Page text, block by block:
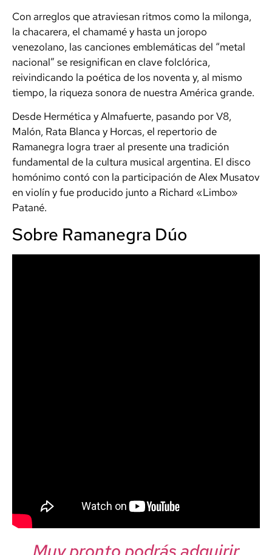
Con arreglos que atraviesan ritmos como la milonga,
la chacarera, el chamamé y hasta un joropo
venezolano, las canciones emblemáticas del “metal
nacional” se resignifican en clave folclórica,
reivindicando la poética de los noventa y, al mismo
tiempo, la riqueza sonora de nuestra América grande.
Desde Hermética y Almafuerte, pasando por V8,
Malón, Rata Blanca y Horcas, el repertorio de
Ramanegra logra traer al presente una tradición
fundamental de la cultura musical argentina. El disco
homónimo contó con la participación de Alex Musatov
en violín y fue producido junto a Richard «Limbo»
Patané.
Sobre Ramanegra Dúo